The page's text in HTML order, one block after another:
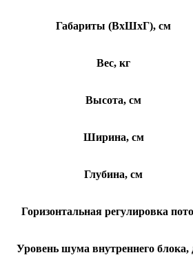
Габариты (ВхШхГ), см
Вес, кг
Высота, см
Ширина, см
Глубина, см
Горизонтальная регулировка
Уровень шума внутреннего блока,